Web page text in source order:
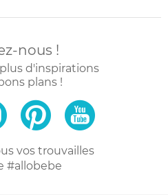
nous !
d'inspirations
plans !
vos trouvailles
#allobebe